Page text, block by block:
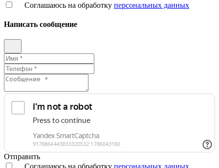
Соглашаюсь на обработку персональных данных
Написать сообщение
Отправить